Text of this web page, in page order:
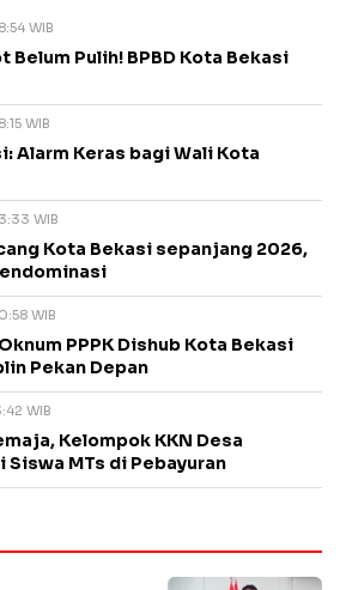
WIB
Belum Pulih! BPBD Kota Bekasi
WIB
Alarm Keras bagi Wali Kota
WIB
Kota Bekasi sepanjang 2026,
WIB
PPPK Dishub Kota Bekasi
Pekan Depan
WIB
Kelompok KKN Desa
Siswa MTs di Pebayuran